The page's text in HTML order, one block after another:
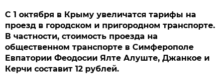
С 1 октября в Крыму увеличатся тарифы на
проезд в городском и пригородном транспорте.
В частности, стоимость проезда на
общественном транспорте в Симферополе
Евпатории Феодосии Ялте Алуште, Джанкое и
Керчи составит 12 рублей.